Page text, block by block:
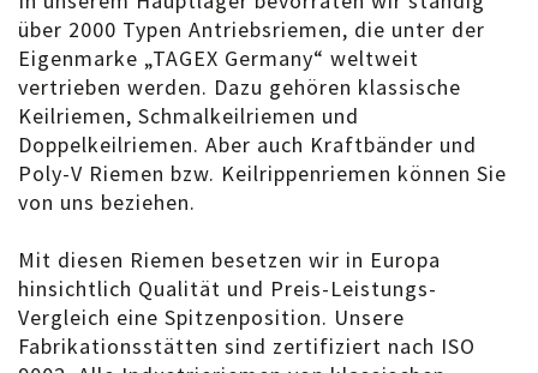
über 2000 Typen Antriebsriemen, die unter der
Eigenmarke „TAGEX Germany“ weltweit
vertrieben werden. Dazu gehören klassische
Keilriemen, Schmalkeilriemen und
Doppelkeilriemen. Aber auch Kraftbänder und
Poly-V Riemen bzw. Keilrippenriemen können Sie
von uns beziehen.
Mit diesen Riemen besetzen wir in Europa
hinsichtlich Qualität und Preis-Leistungs-
Vergleich eine Spitzenposition. Unsere
Fabrikationsstätten sind zertifiziert nach ISO